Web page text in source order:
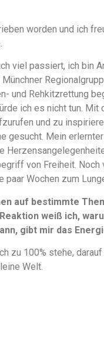
worden und ich
viel passiert, ich bin
und Rehkitzrettung
ich es nicht tun.
und zu
gesucht. Mein
von Freiheit.
paar Wochen zum
auf bestimmte
weiß ich,
gibt mir das
zu 100% stehe,
Welt.